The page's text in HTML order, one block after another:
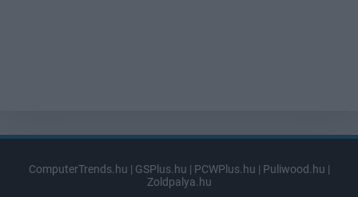
ComputerTrends.hu | GSPlus.hu | PCWPlus.hu | Puliwood.hu |
Zoldpalya.hu